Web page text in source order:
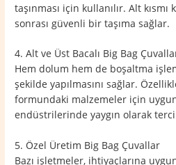
taşınması için kullanılır. Alt
sonrası güvenli bir taşıma sağlar.
4. Alt ve Üst Bacalı Big Bag
Hem dolum hem de boşaltma
şekilde yapılmasını sağlar.
formundaki malzemeler için
endüstrilerinde yaygın olarak
5. Özel Üretim Big Bag Çuvallar
Bazı işletmeler, ihtiyaçlarına